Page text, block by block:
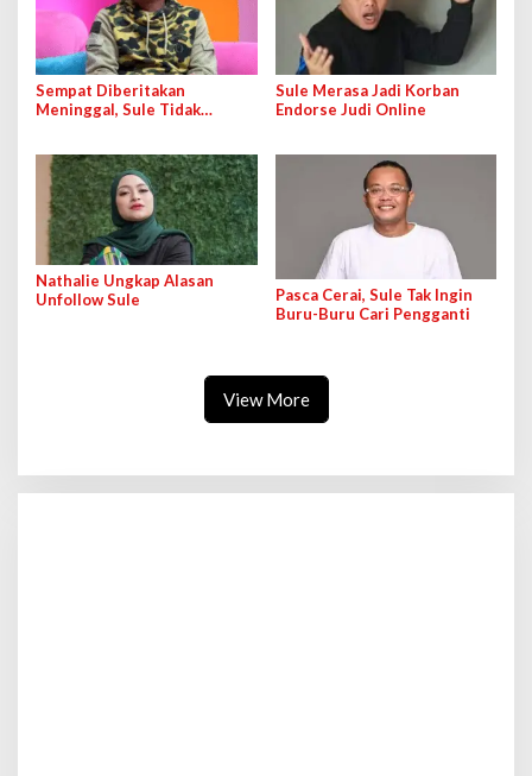
Sempat Diberitakan
Meninggal, Sule Tidak
Sule Merasa Jadi Korban
Endorse Judi Online
Nathalie Ungkap Alasan
Unfollow Sule
Pasca Cerai, Sule Tak Ingin
Buru-Buru Cari Pengganti
View More